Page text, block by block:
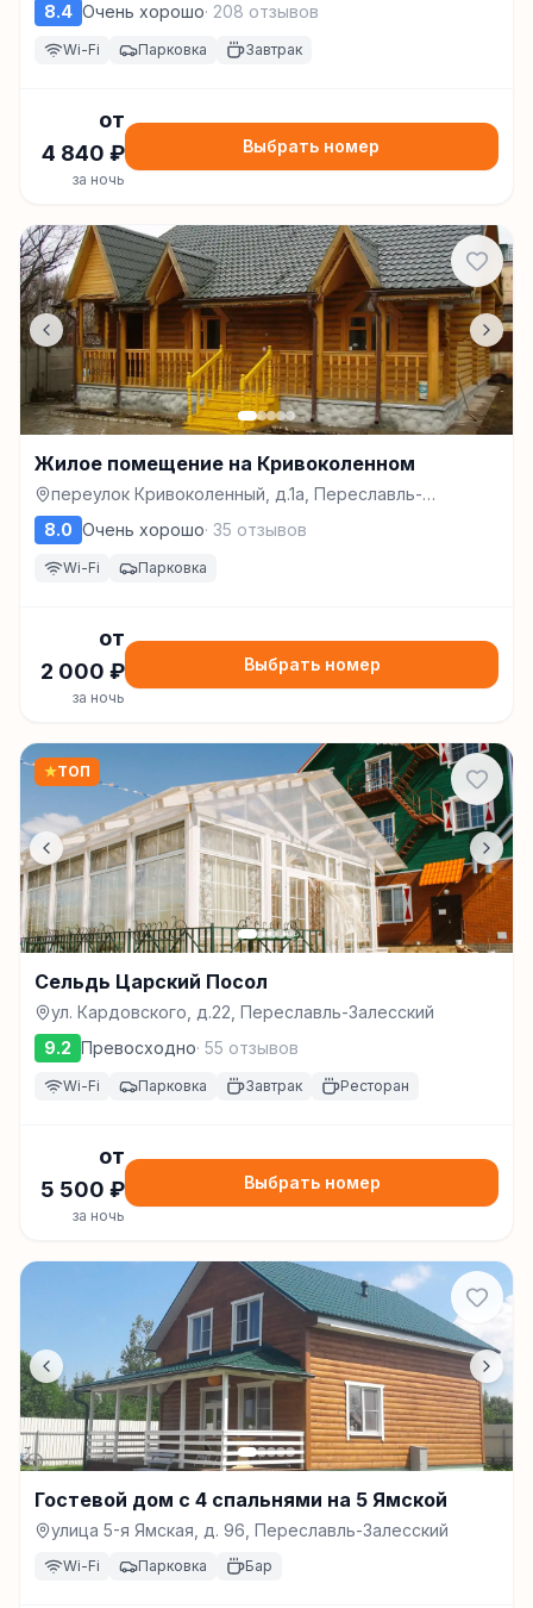
8.4 Очень хорошо· 208 отзывов
Wi-Fi Парковка Завтрак
от
4 840 ₽
за ночь
Выбрать номер
Жилое помещение на Кривоколенном
переулок Кривоколенный, д.1а, Переславль-
Залесский
8.0 Очень хорошо· 35 отзывов
Wi-Fi Парковка
от
2 000 ₽
за ночь
Выбрать номер
★ТОП
Сельдь Царский Посол
ул. Кардовского, д.22, Переславль-Залесский
9.2 Превосходно· 55 отзывов
Wi-Fi Парковка Завтрак Ресторан
от
5 500 ₽
за ночь
Выбрать номер
Гостевой дом с 4 спальнями на 5 Ямской
улица 5-я Ямская, д. 96, Переславль-Залесский
Wi-Fi Парковка Бар